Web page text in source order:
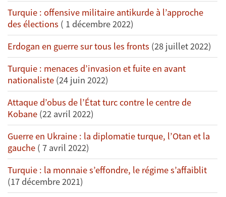
Turquie : offensive militaire antikurde à l’approche
des élections ( 1 décembre 2022)
Erdogan en guerre sur tous les fronts (28 juillet 2022)
Turquie : menaces d’invasion et fuite en avant
nationaliste (24 juin 2022)
Attaque d’obus de l’État turc contre le centre de
Kobane (22 avril 2022)
Guerre en Ukraine : la diplomatie turque, l’Otan et la
gauche ( 7 avril 2022)
Turquie : la monnaie s’effondre, le régime s’affaiblit
(17 décembre 2021)